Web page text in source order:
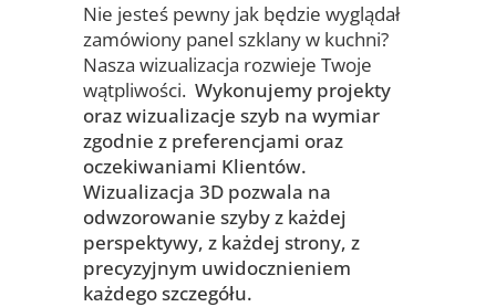
Nie jesteś pewny jak będzie wyglądał
zamówiony panel szklany w kuchni?
Nasza wizualizacja rozwieje Twoje
wątpliwości.Wykonujemy projekty
oraz wizualizacje szyb na wymiar
zgodnie z preferencjami oraz
oczekiwaniami Klientów.
Wizualizacja 3D pozwala na
odwzorowanie szyby z każdej
perspektywy, z każdej strony, z
precyzyjnym uwidocznieniem
każdego szczegółu.